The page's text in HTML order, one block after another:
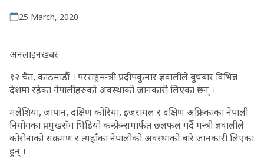
25 March, 2020
अनलाइनखबर
१२ चैत, काठमाडौं । परराष्ट्रमन्त्री प्रदीपकुमार ज्ञवालीले बुधबार विभिन्न
देशमा रहेका नेपालीहरुको अवस्थाको जानकारी लिएका छन् ।
मलेशिया, जापान, दक्षिण कोरिया, इजरायल र दक्षिण अफ्रिकाका नेपाली
नियोगका प्रमुखसँग भिडियो कन्फ्रेन्समार्फत छलफल गर्दै मन्त्री ज्ञवालीले
कोरोनाको संक्रमण र त्यहाँका नेपालीको अवस्थाको बारे जानकारी लिएका
हुन् ।